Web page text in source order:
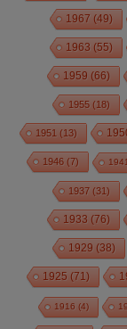
1967 (49)
1963 (55)
1959 (66)
1955 (18)
1951 (13)
1946 (7) 1941
1937 (31)
1933 (76)
1929 (38)
1925 (71)
1916 (4)